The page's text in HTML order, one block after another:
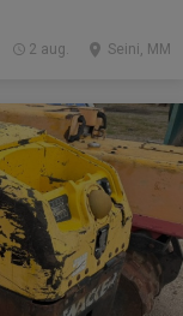
Seini, MM
2 aug.